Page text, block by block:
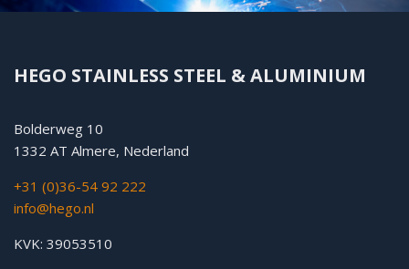
HEGO STAINLESS STEEL & ALUMINIUM
Bolderweg 10
1332 AT Almere, Nederland
+31 (0)36-54 92 222
info@hego.nl
KVK: 39053510